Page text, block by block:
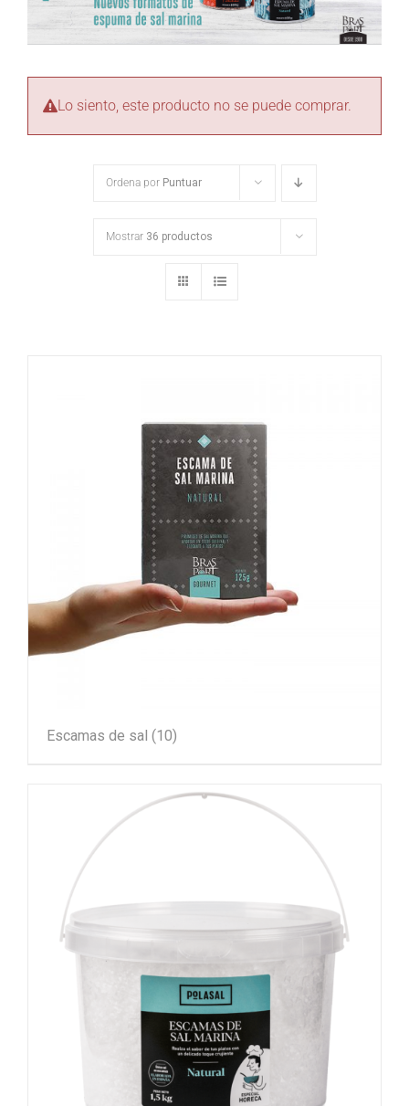
Lo siento, este producto no se puede comprar.
Ordena por Puntuar
Mostrar 36 productos
Escamas de sal (10)